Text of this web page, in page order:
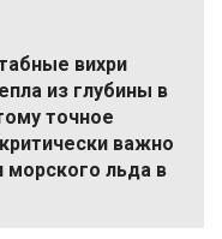
вихри
из глубины в
точное
важно
морского льда в